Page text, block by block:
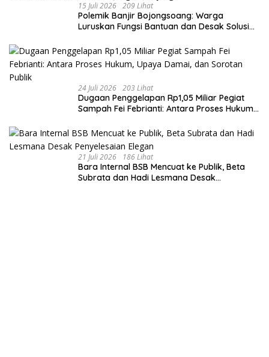
15 Juli 2026 209 Lihat
Polemik Banjir Bojongsoang: Warga
Luruskan Fungsi Bantuan dan Desak Solusi
24 Juli 2026 203 Lihat
Dugaan Penggelapan Rp1,05 Miliar Pegiat
Sampah Fei Febrianti: Antara Proses Hukum,
21 Juli 2026 186 Lihat
Bara Internal BSB Mencuat ke Publik, Beta
Subrata dan Hadi Lesmana Desak